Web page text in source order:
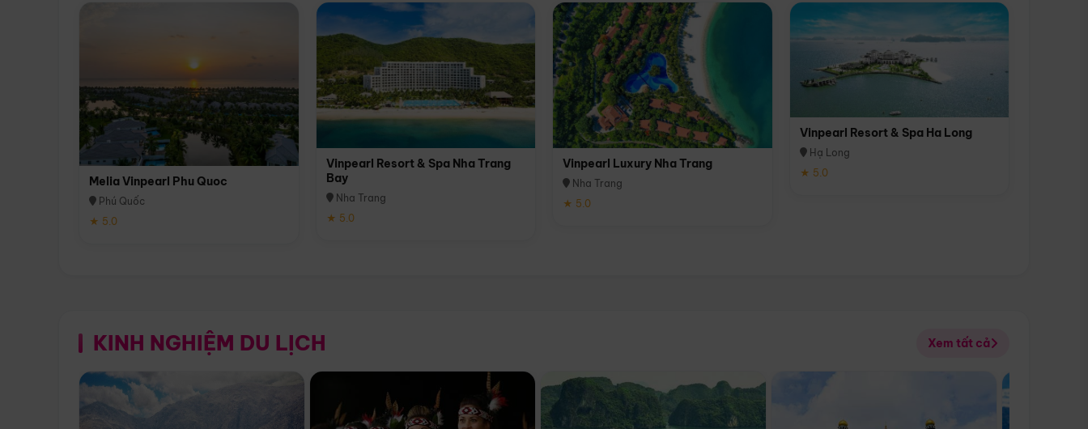
Melia Vinpearl Phu Quoc
Phú Quốc
★ 5.0
Vinpearl Resort & Spa Nha Trang
Bay
Nha Trang
★ 5.0
Vinpearl Luxury Nha Trang
Nha Trang
★ 5.0
Vinpearl Resort & Spa Ha Long
Hạ Long
★ 5.0
KINH NGHIỆM DU LỊCH Xem tất cả